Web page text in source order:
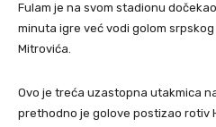
Fulam je na svom stadionu
minuta igre već vodi golom
Mitrovića.
Ovo je treća uzastopna utakmica
prethodno je golove postizao rotiv